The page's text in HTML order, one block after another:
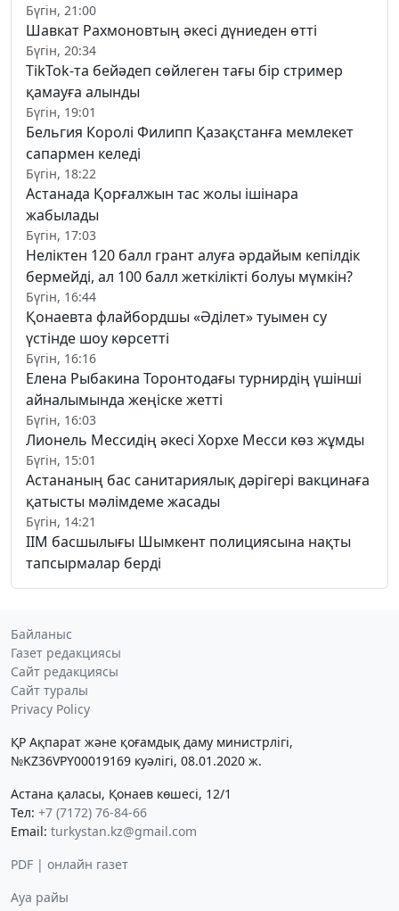
Бүгін, 21:00
Шавкат Рахмоновтың әкесі дүниеден өтті
Бүгін, 20:34
TikTok-та бейәдеп сөйлеген тағы бір стример
қамауға алынды
Бүгін, 19:01
Бельгия Королі Филипп Қазақстанға мемлекет
сапармен келеді
Бүгін, 18:22
Астанада Қорғалжын тас жолы ішінара
жабылады
Бүгін, 17:03
Неліктен 120 балл грант алуға әрдайым кепілдік
бермейді, ал 100 балл жеткілікті болуы мүмкін?
Бүгін, 16:44
Қонаевта флайбордшы «Әділет» туымен су
үстінде шоу көрсетті
Бүгін, 16:16
Елена Рыбакина Торонтодағы турнирдің үшінші
айналымында жеңіске жетті
Бүгін, 16:03
Лионель Мессидің әкесі Хорхе Месси көз жұмды
Бүгін, 15:01
Астананың бас санитариялық дәрігері вакцинаға
қатысты мәлімдеме жасады
Бүгін, 14:21
ІІМ басшылығы Шымкент полициясына нақты
тапсырмалар берді
Байланыс
Газет редакциясы
Сайт редакциясы
Сайт туралы
Privacy Policy
ҚР Ақпарат және қоғамдық даму министрлігі,
№KZ36VPY00019169 куәлігі, 08.01.2020 ж.
Астана қаласы, Қонаев көшесі, 12/1
Тел: +7 (7172) 76-84-66
Email: turkystan.kz@gmail.com
PDF | онлайн газет
Ауа райы